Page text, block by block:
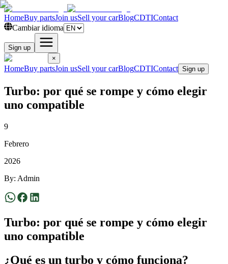
HomeBuy partsJoin usSell your carBlogCDTIContact
Cambiar idioma
Sign up
×
HomeBuy partsJoin usSell your carBlogCDTIContact Sign up
Turbo: por qué se rompe y cómo elegir
uno compatible
9
Febrero
2026
By: Admin
Turbo: por qué se rompe y cómo elegir
uno compatible
¿Qué es un turbo y cómo funciona?